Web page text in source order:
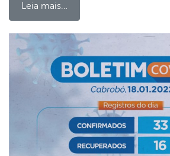
Leia mais…